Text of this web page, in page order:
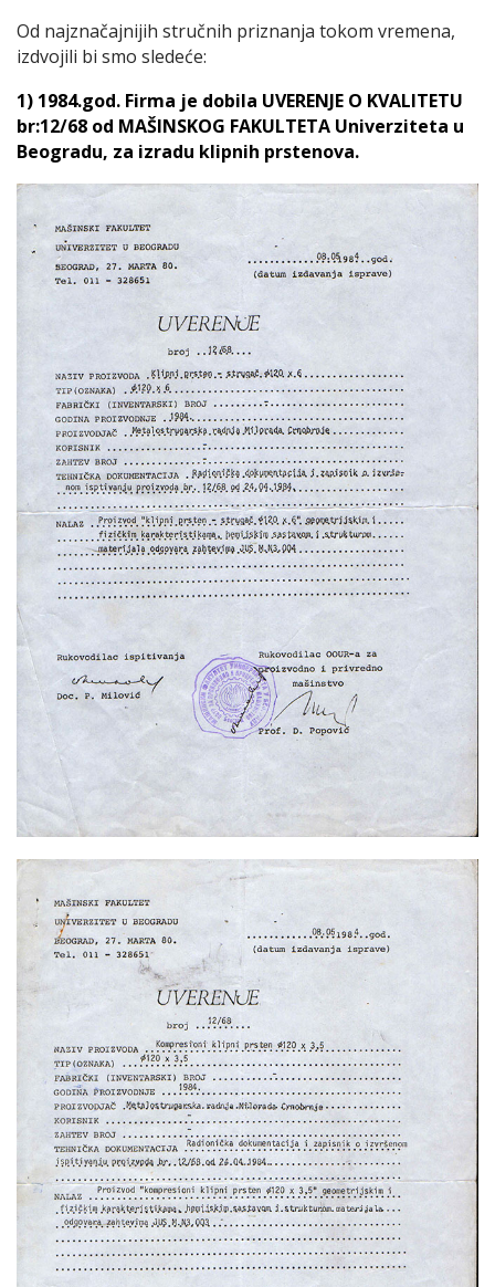
Od najznačajnijih stručnih priznanja tokom vremena,
izdvojili bi smo sledeće:
1) 1984.god. Firma je dobila UVERENJE O KVALITETU
br:12/68 od MAŠINSKOG FAKULTETA Univerziteta u
Beogradu, za izradu klipnih prstenova.